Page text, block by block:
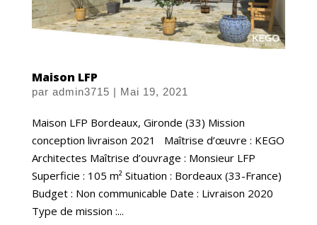
Maison LFP
par admin3715 | Mai 19, 2021
Maison LFP Bordeaux, Gironde (33) Mission
conception livraison 2021 Maîtrise d’œuvre : KEGO
Architectes Maîtrise d’ouvrage : Monsieur LFP
Superficie : 105 m² Situation : Bordeaux (33-France)
Budget : Non communicable Date : Livraison 2020
Type de mission :...